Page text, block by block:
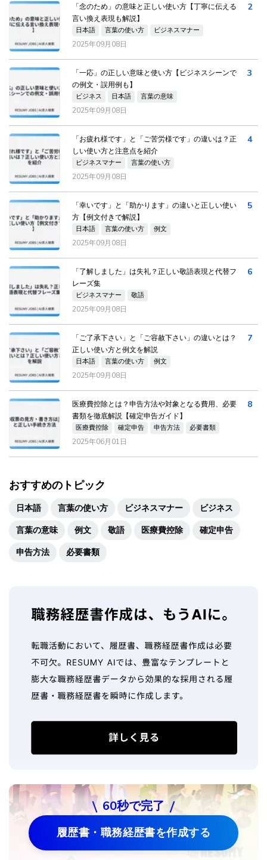
「念のため」の意味と正しい使い方【丁寧に伝える
言い換え表現も解説】
日本語 言葉の使い方 ビジネスマナー
2025年09月08日
2
「一応」の正しい意味と使い方【ビジネスシーンで
の例文・誤用例も】
ビジネス 日本語 言葉の意味
2025年09月08日
3
「お疲れ様です」と「ご苦労様です」の違いは？正
しい使い方と注意点を紹介
ビジネスマナー 言葉の使い方
2025年09月08日
4
「幸いです」と「助かります」の違いと正しい使い
方【例文付きで解説】
日本語 言葉の使い方 例文
2025年09月08日
5
「了解しました」は失礼？正しい敬語表現と代替フ
レーズ集
ビジネスマナー 敬語
2025年09月08日
6
「ご了承下さい」と「ご容赦下さい」の違いとは？
正しい使い方と例文を解説
日本語 言葉の使い方 例文
2025年09月08日
7
医療費控除とは？申告方法や対象となる費用、必要
書類を徹底解説【確定申告ガイド】
医療費控除 確定申告 申告方法 必要書類
2025年06月01日
8
おすすめのトピック
日本語 言葉の使い方 ビジネスマナー
ビジネス
言葉の意味
例文 敬語 医療費控除
確定申告
申告方法
必要書類
60秒で完了
履歴書・職務経歴書を作成する